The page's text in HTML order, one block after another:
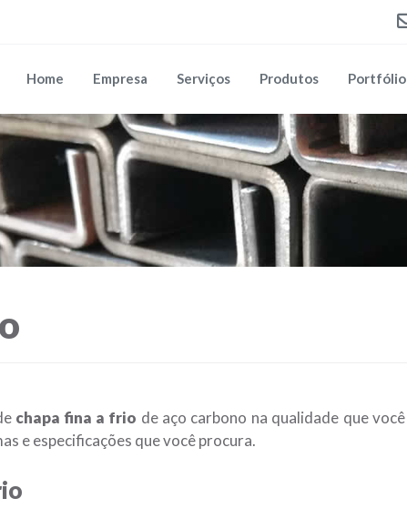
Home Empresa Serviços Produtos Portfólio
chapa fina a frio de aço carbono na qualidade que você
e especificações que você procura.